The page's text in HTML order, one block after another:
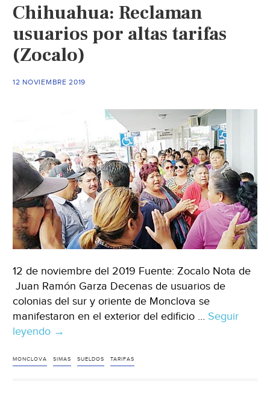
desbordado’
(Zocalo)
Chihuahua: Reclaman
usuarios por altas tarifas
(Zocalo)
12 NOVIEMBRE 2019
12 de noviembre del 2019 Fuente: Zocalo Nota de
Juan Ramón Garza Decenas de usuarios de
colonias del sur y oriente de Monclova se
manifestaron en el exterior del edificio … Seguir
leyendo Chihuahua:
usuarios
→
MONCLOVA SIMAS SUELDOS TARIFAS